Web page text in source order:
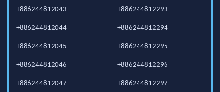
+886244812043
+886244812044
+886244812045
+886244812046
+886244812047
+886244812293
+886244812294
+886244812295
+886244812296
+886244812297